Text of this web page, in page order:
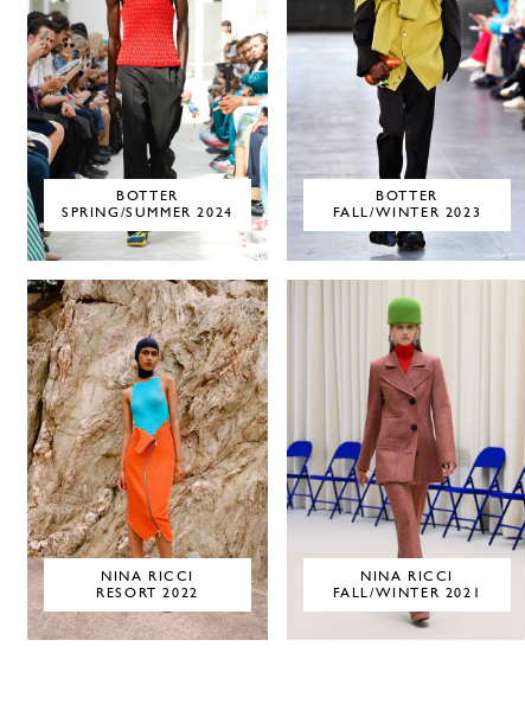
BOTTER
SPRING/SUMMER 2024
BOTTER
FALL/WINTER 2023
NINA RICCI
RESORT 2022
NINA RICCI
FALL/WINTER 2021